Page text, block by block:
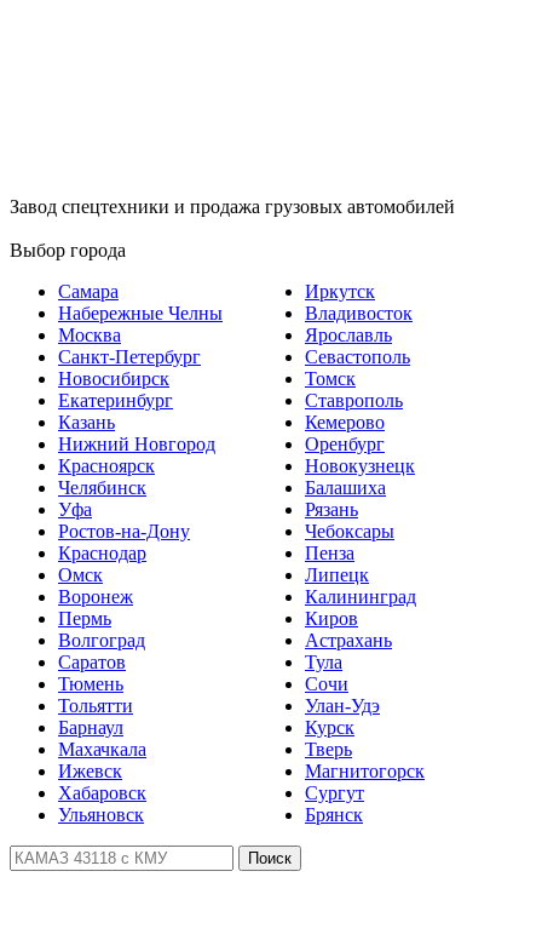
Завод спецтехники и продажа грузовых автомобилей
Выбор города
Самара
Набережные Челны
Москва
Санкт-Петербург
Новосибирск
Екатеринбург
Казань
Нижний Новгород
Красноярск
Челябинск
Уфа
Ростов-на-Дону
Краснодар
Омск
Воронеж
Пермь
Волгоград
Саратов
Тюмень
Тольятти
Барнаул
Махачкала
Ижевск
Хабаровск
Ульяновск
Иркутск
Владивосток
Ярославль
Севастополь
Томск
Ставрополь
Кемерово
Оренбург
Новокузнецк
Балашиха
Рязань
Чебоксары
Пенза
Липецк
Калининград
Киров
Астрахань
Тула
Сочи
Улан-Удэ
Курск
Тверь
Магнитогорск
Сургут
Брянск
Поиск